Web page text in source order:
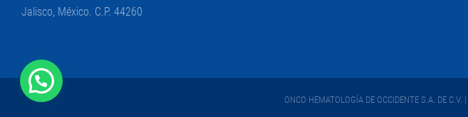
Jalisco, México. C.P. 44260
ONCO HEMATOLOGÍA DE OCCIDENTE S.A. DE C.V. |